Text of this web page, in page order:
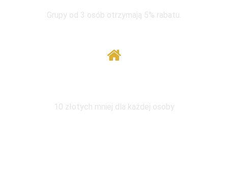
Grupy od 3 osób otrzymają 5% rabatu.
10 złotych mniej dla każdej osoby